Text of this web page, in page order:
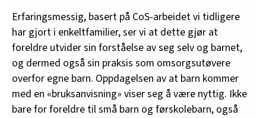
Erfaringsmessig, basert på CoS-arbeidet vi tidligere
har gjort i enkeltfamilier, ser vi at dette gjør at
foreldre utvider sin forståelse av seg selv og barnet,
og dermed også sin praksis som omsorgsutøvere
overfor egne barn. Oppdagelsen av at barn kommer
med en «bruksanvisning» viser seg å være nyttig. Ikke
bare for foreldre til små barn og førskolebarn, også